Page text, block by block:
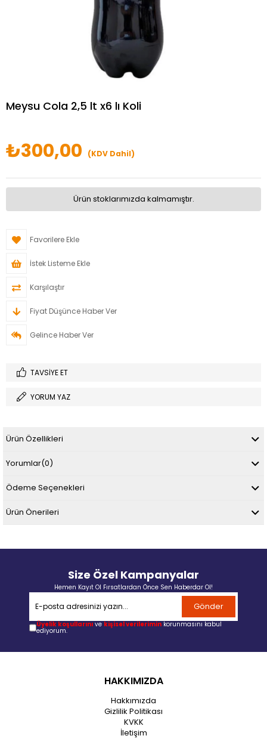
Meysu Cola 2,5 lt x6 lı Koli
₺300,00 (KDV Dahil)
Ürün stoklarımızda kalmamıştır.
Favorilere Ekle
İstek Listeme Ekle
Karşılaştır
Fiyat Düşünce Haber Ver
Gelince Haber Ver
TAVSIYE ET
YORUM YAZ
Ürün Özellikleri
Yorumlar(0)
Ödeme Seçenekleri
Ürün Önerileri
Size Özel Kampanyalar
Hemen Kayıt Ol Fırsatlardan Önce Sen Haberdar Ol!
Gönder
Üyelik koşullarını ve kişisel verilerimin korunmasını kabul
ediyorum.
HAKKIMIZDA
Hakkımızda
Gizlilik Politikası
KVKK
İletişim